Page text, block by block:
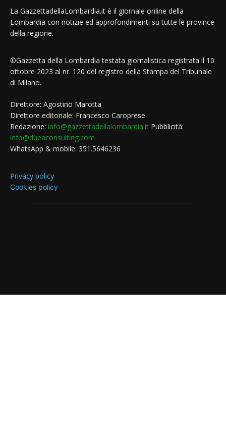
La GazzettadellaLombardia.it è il giornale online della
Lombardia con notizie ed approfondimenti su tutte le province
della regione.
©Gazzetta della Lombardia testata giornalistica registrata il 10
ottobre 2023 al nr. 120 del registro della Stampa del Tribunale
di Milano.
Direttore: Agostino Marotta
Direttore editoriale: Francesco Caroprese
Redazione: info@gazzettadellalombardia.it Pubblicità:
info@dueaconsulting.com
WhatsApp & mobile: 351.5646236
Privacy policy
Cookies policy